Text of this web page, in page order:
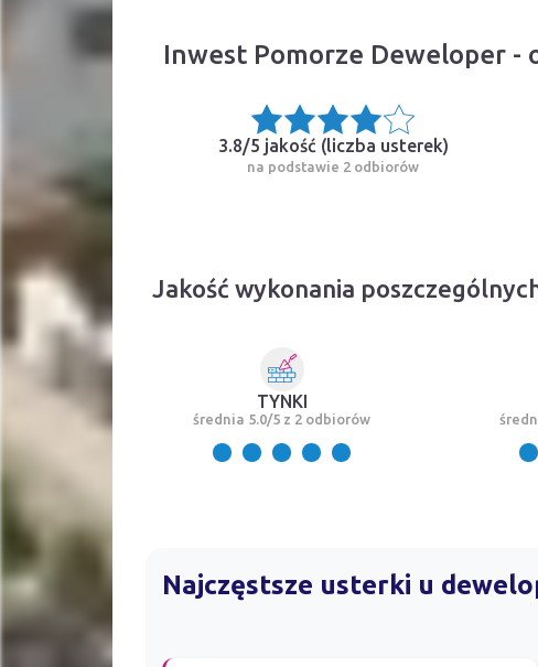
Inwest Pomorze Deweloper -
3.8/5 jakość (liczba usterek)
na podstawie 2 odbiorów
Jakość wykonania
TYNKI
średnia 5.0/5 z 2 odbiorów
Najczęstsze usterki u